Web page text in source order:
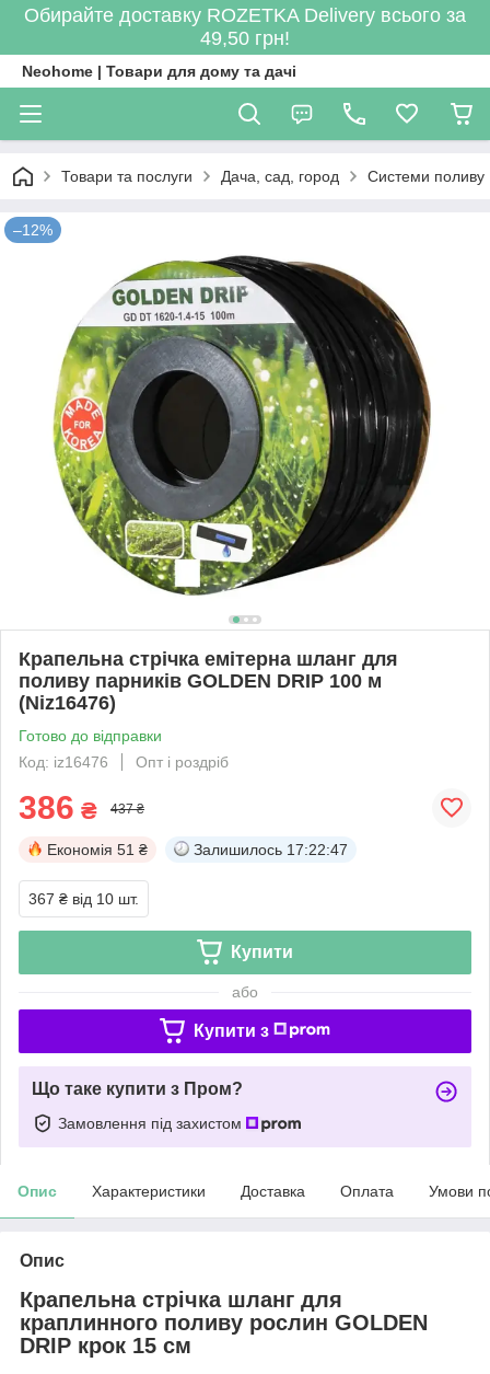
Обирайте доставку ROZETKA Delivery всього за
49,50 грн!
Neohome | Товари для дому та дачі
Товари та послуги Дача, сад, город Системи поливу
–12%
Крапельна стрічка емітерна шланг для
поливу парників GOLDEN DRIP 100 м
(Niz16476)
Готово до відправки
Код: iz16476
Опт і роздріб
386 ₴ 437 ₴
Економія 51 ₴ Залишилось 17:22:46
367 ₴ від 10 шт.
Купити
або
Купити з
Що таке купити з Пром?
Замовлення під захистом
Опис Характеристики Доставка Оплата Умови
Опис
Крапельна стрічка шланг для
краплинного поливу рослин GOLDEN
DRIP крок 15 см